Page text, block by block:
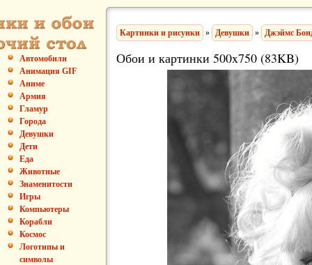
Автомобили
Анимация GIF
Аниме
Армия
Гламур
Города
Девушки
Дети
Еда
Животные
Знаменитости
Игры
Компьютеры
Корабли
Космос
Логотипы и
символы
Картинки и рисунки » Девушки » Джэймс
Обои и картинки 500x750 (83KB)